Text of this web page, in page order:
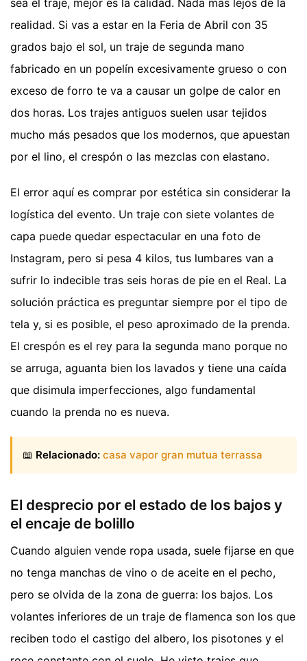
realidad. Si vas a estar en la Feria de Abril con 35
grados bajo el sol, un traje de segunda mano
fabricado en un popelín excesivamente grueso o con
exceso de forro te va a causar un golpe de calor en
dos horas. Los trajes antiguos suelen usar tejidos
mucho más pesados que los modernos, que apuestan
por el lino, el crespón o las mezclas con elastano.
El error aquí es comprar por estética sin considerar la
logística del evento. Un traje con siete volantes de
capa puede quedar espectacular en una foto de
Instagram, pero si pesa 4 kilos, tus lumbares van a
sufrir lo indecible tras seis horas de pie en el Real. La
solución práctica es preguntar siempre por el tipo de
tela y, si es posible, el peso aproximado de la prenda.
El crespón es el rey para la segunda mano porque no
se arruga, aguanta bien los lavados y tiene una caída
que disimula imperfecciones, algo fundamental
cuando la prenda no es nueva.
📖 Relacionado: casa vapor gran mutua terrassa
El desprecio por el estado de los bajos y
el encaje de bolillo
Cuando alguien vende ropa usada, suele fijarse en que
no tenga manchas de vino o de aceite en el pecho,
pero se olvida de la zona de guerra: los bajos. Los
volantes inferiores de un traje de flamenca son los que
reciben todo el castigo del albero, los pisotones y el